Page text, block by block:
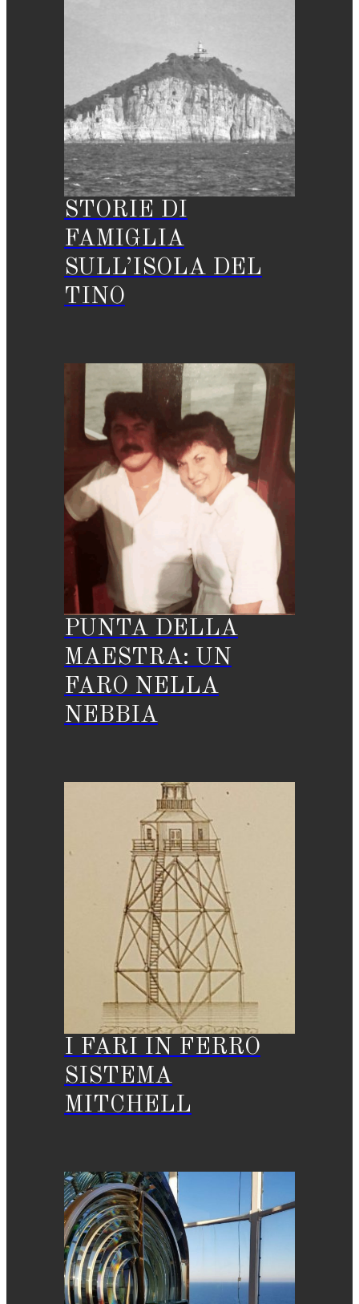
STORIE DI
FAMIGLIA
SULL’ISOLA DEL
TINO
PUNTA DELLA
MAESTRA: UN
FARO NELLA
NEBBIA
I FARI IN FERRO
SISTEMA
MITCHELL